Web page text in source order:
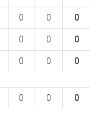
0 0 0
0 0 0
0 0 0
0 0 0